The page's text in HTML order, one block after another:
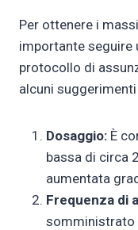
Per ottenere i
importante seguire
protocollo di
alcuni
Dosaggio: È
bassa di circa
aumentata
Frequenza di
somministrato